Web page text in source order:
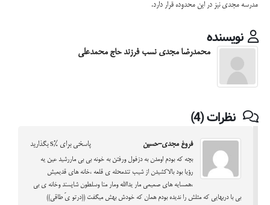
مدرسه مجدی نیز در این محدوده قرار دارد.
نویسنده
محمدرضا مجدی نسب فرزند حاج محمدعلی
نظرات (4)
فروغ مجدی-حسین پاسخی برای %s بگذارید
بچه که بودم اومدن به دزفول ورفتن به خونه بی بی ماررشید عین یه
رؤیا بود بالاکشیدن از شیب تندمحله ی قلعه ،خانه های قدیمیش
،همسایه های صمیمی مار یداالله ومار منا وسلطون شاپسند وخانه ی بی
بی با دربهایی که مثلش را ندیده بودم همان که خودش بهش میگفت ((درتو یَ طاقی))